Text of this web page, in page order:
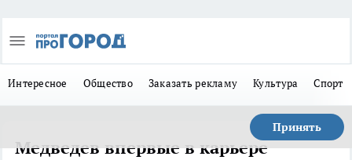
Интересное Общество Заказать рекламу Культура Спорт
Принять
Медведев впервые в карьере